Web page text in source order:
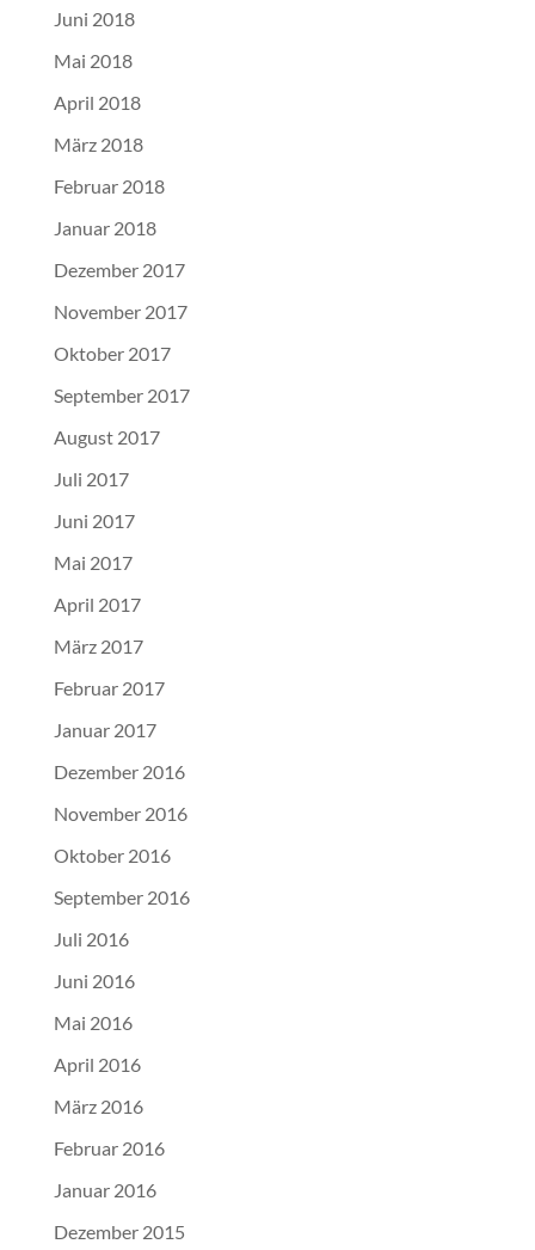
Juni 2018
Mai 2018
April 2018
März 2018
Februar 2018
Januar 2018
Dezember 2017
November 2017
Oktober 2017
September 2017
August 2017
Juli 2017
Juni 2017
Mai 2017
April 2017
März 2017
Februar 2017
Januar 2017
Dezember 2016
November 2016
Oktober 2016
September 2016
Juli 2016
Juni 2016
Mai 2016
April 2016
März 2016
Februar 2016
Januar 2016
Dezember 2015